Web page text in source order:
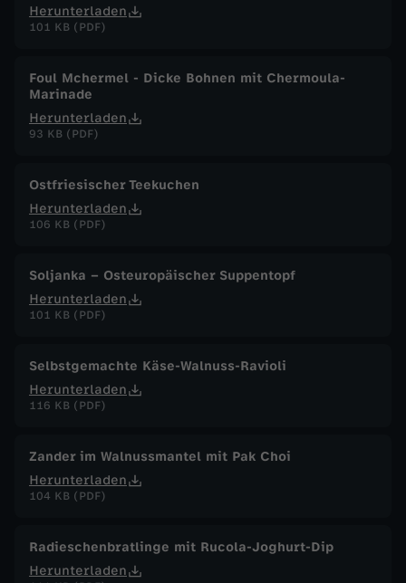
Herunterladen
101 KB (PDF)
Foul Mchermel - Dicke Bohnen mit Chermoula-
Marinade
Herunterladen
93 KB (PDF)
Ostfriesischer Teekuchen
Herunterladen
106 KB (PDF)
Soljanka – Osteuropäischer Suppentopf
Herunterladen
101 KB (PDF)
Selbstgemachte Käse-Walnuss-Ravioli
Herunterladen
116 KB (PDF)
Zander im Walnussmantel mit Pak Choi
Herunterladen
104 KB (PDF)
Radieschenbratlinge mit Rucola-Joghurt-Dip
Herunterladen